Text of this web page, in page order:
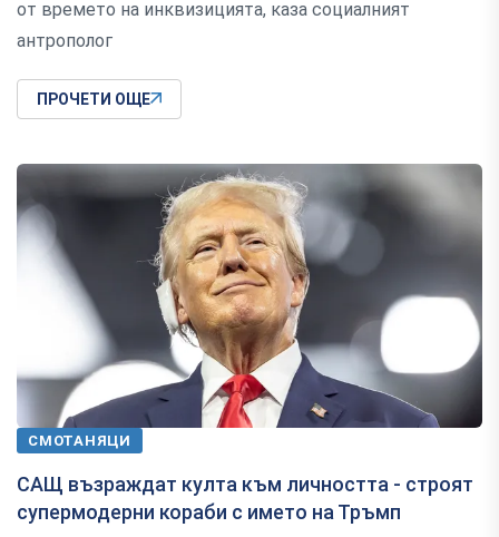
от времето на инквизицията, каза социалният
антрополог
ПРОЧЕТИ ОЩЕ
СМОТАНЯЦИ
САЩ възраждат култа към личността - строят
супермодерни кораби с името на Тръмп